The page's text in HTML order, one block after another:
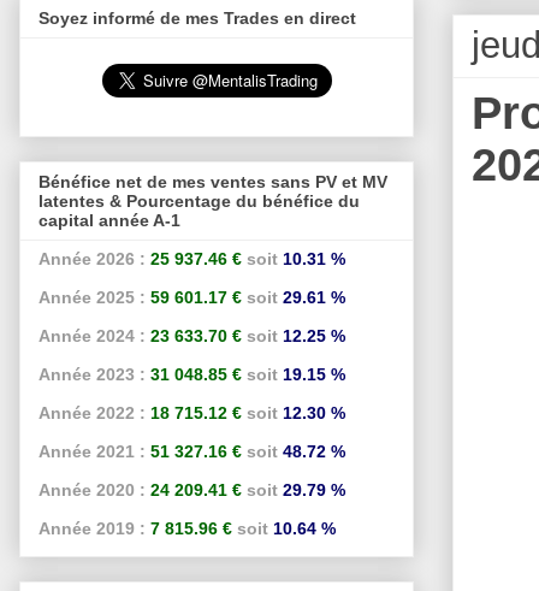
Soyez informé de mes Trades en direct
Bénéfice net de mes ventes sans PV et MV
latentes & Pourcentage du bénéfice du
capital année A-1
Année 2026 : 25 937.46 € soit 10.31 %
Année 2025 : 59 601.17 € soit 29.61 %
Année 2024 : 23 633.70 € soit 12.25 %
Année 2023 : 31 048.85 € soit 19.15 %
Année 2022 : 18 715.12 € soit 12.30 %
Année 2021 : 51 327.16 € soit 48.72 %
Année 2020 : 24 209.41 € soit 29.79 %
Année 2019 : 7 815.96 € soit 10.64 %